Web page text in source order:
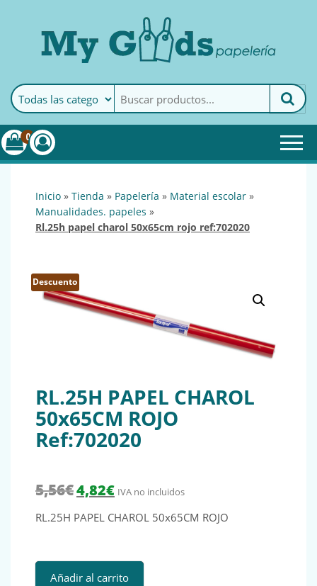
MyGoods · PapeleríaMy Goods es tu papelería
online de confianza. Podrás
encontrar todo lo necesario
0
inicio » tienda » papelería » material escolar »
manualidades. papeles »
rl.25h papel charol 50x65cm rojo ref:702020
Descuento
RL.25H PAPEL CHAROL
50x65CM ROJO
Ref:702020
5,56€ El precio original era: 5,56€.
4,82€El precio actual es: 4,82€.
IVA no incluidos
RL.25H PAPEL CHAROL 50x65CM ROJO
RL.25H PAPEL CHAROL 50x65CM ROJO Ref:702020
Añadir al carrito